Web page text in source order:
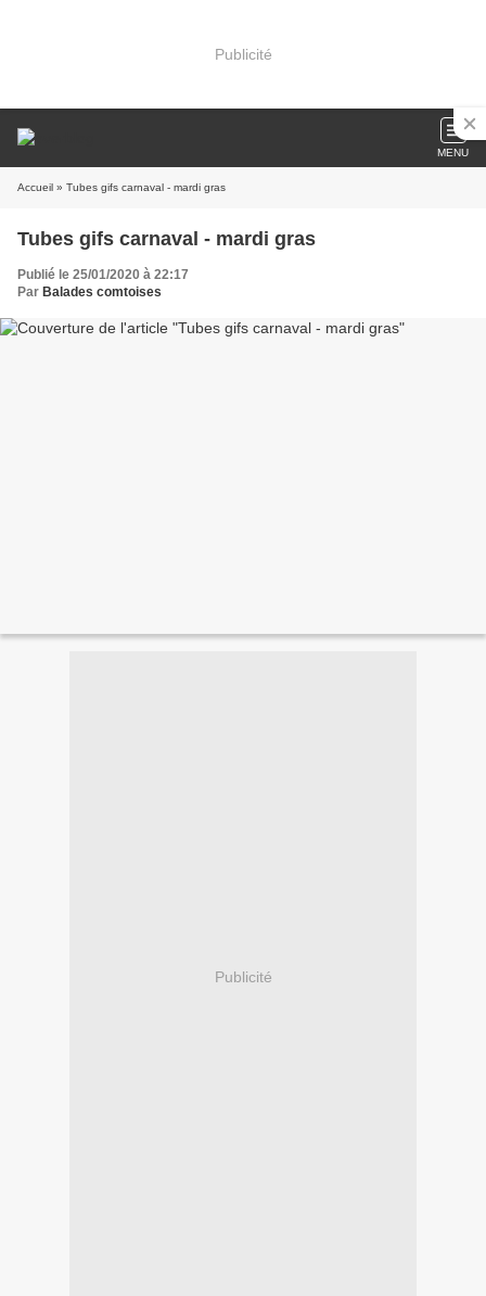
Publicité
MENU
Accueil » Tubes gifs carnaval - mardi gras
Tubes gifs carnaval - mardi gras
Publié le 25/01/2020 à 22:17
Par Balades comtoises
Publicité